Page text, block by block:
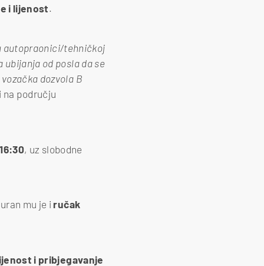
i lijenost.
autopraonici/tehničkoj
od posla da se
dozvola B
na području
, uz slobodne
mu je i ručak
i pribjegavanje